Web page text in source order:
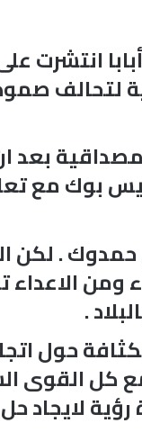
انتشرت
لتحالف
بوك مع
. لكن
ومن
.
حول
القوى
لايجاد